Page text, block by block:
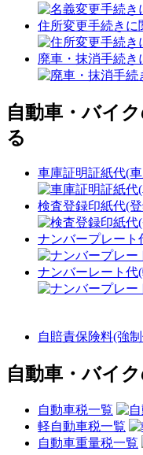
住所変更手続きに
廃車・抹消手続き
自動車・バイ
る
車庫証明証紙代(
検査登録印紙代(
ナンバープレート
ナンバーレート代
自賠責保険料(強
自動車・バイ
自動車税一覧
軽自動車税一覧
自動車重量税一覧